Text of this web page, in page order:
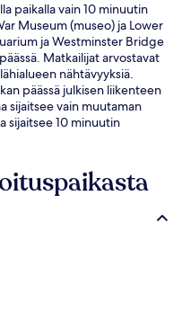
paikalla vain 10 minuutin
Museum (museo) ja Lower
ja Westminster Bridge
Matkailijat arvostavat
nähtävyyksiä.
päässä julkisen liikenteen
sijaitsee vain muutaman
sijaitsee 10 minuutin